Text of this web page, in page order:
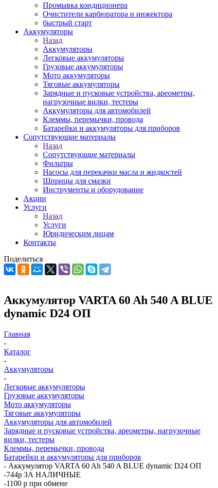
Промывка кондиционера
Очистители карбюратора и инжектора
быстрый старт
Аккумуляторы
Назад
Аккумуляторы
Легковые аккумуляторы
Грузовые аккумуляторы
Мото аккумуляторы
Тяговые аккумуляторы
Зарядные и пусковые устройства, ареометры,
нагрузочные вилки, тестеры
Аккумуляторы для автомобилей
Клеммы, перемычки, провода
Батарейки и аккумуляторы для приборов
Сопутствующие материалы
Назад
Сопутствующие материалы
Фильтры
Насосы для перекачки масла и жидкостей
Шприцы для смазки
Инструменты и оборудование
Акции
Услуги
Назад
Услуги
Юридическим лицам
Контакты
Поделиться
Аккумулятор VARTA 60 Ah 540 A BLUE
dynamic D24 ОП
Главная
-
Каталог
-
Аккумуляторы
-
Легковые аккумуляторы
Грузовые аккумуляторы
Мото аккумуляторы
Тяговые аккумуляторы
Аккумуляторы для автомобилей
Зарядные и пусковые устройства, ареометры, нагрузочные
вилки, тестеры
Клеммы, перемычки, провода
Батарейки и аккумуляторы для приборов
- Аккумулятор VARTA 60 Ah 540 A BLUE dynamic D24 ОП
-744р ЗА НАЛИЧНЫЕ
-1100 р при обмене